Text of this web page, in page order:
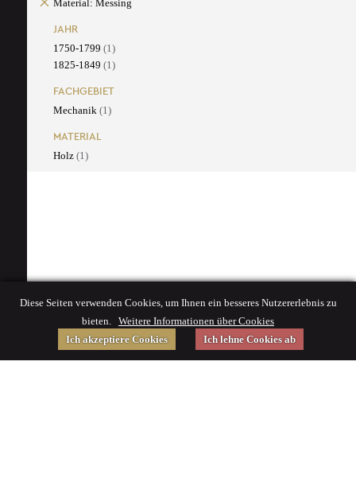
Material: Messing
JAHR
1750-1799 (1)
1825-1849 (1)
FACHGEBIET
Mechanik (1)
MATERIAL
Holz (1)
Diese Seiten verwenden Cookies, um Ihnen ein besseres Nutzererlebnis zu
bieten. Weitere Informationen über Cookies
Ich akzeptiere Cookies
Ich lehne Cookies ab